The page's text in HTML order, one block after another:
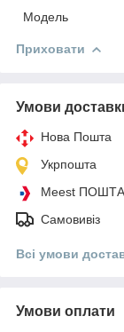
Мoдель
Приховати
Умови
Нова Пошта
Укрпошта
Meest ПОШТА
Самовивіз
Всі умови
Умови оплати